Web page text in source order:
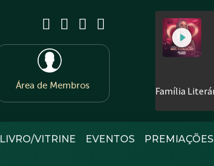
Área de Membros
LIVRO/VITRINE EVENTOS PREMIAÇÕES